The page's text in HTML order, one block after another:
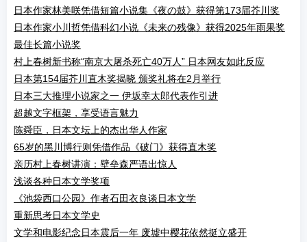
日本作家林美咲凭借短篇小说集《夜の鼓》获得第173届芥川奖
日本作家小川哲凭借科幻小说《未来の残像》获得2025年雨果奖
最佳长篇小说奖
村上春树新书称“南京大屠杀死亡40万人” 日本网友如此反应
日本第154届芥川直木奖揭晓 颁奖礼将在2月举行
日本三大推理小说家之一 伊坂幸太郎代表作引进
超越文字框架，享受语言魅力
陈舜臣，日本文坛上的杰出华人作家
65岁的黑川博行则凭借作品《破门》获得直木奖
亲历村上春树讲演：壁垒森严语出惊人
浅谈各种日本文学奖项
《池袋西口公园》作者石田衣良谈日本文学
重新思考日本文学史
文学和电影纪念日本震后一年 废墟中樱花依然挺立盛开